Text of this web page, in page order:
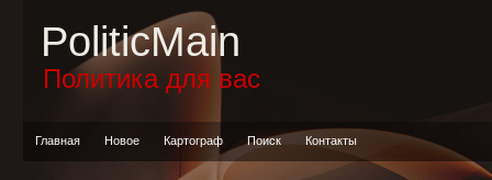
PoliticMain
Политика для вас
Главная Новое Картограф Поиск Контакты